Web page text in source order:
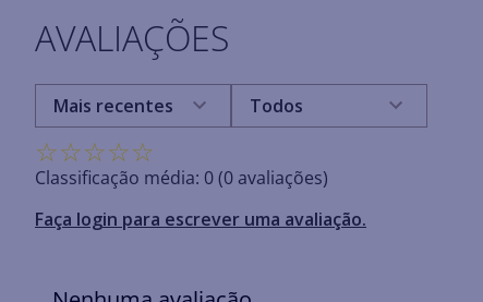
AVALIAÇÕES
☆☆☆☆☆
Classificação média: 0(0 avaliações)
Faça login para escrever uma avaliação.
Mais recentes Todos